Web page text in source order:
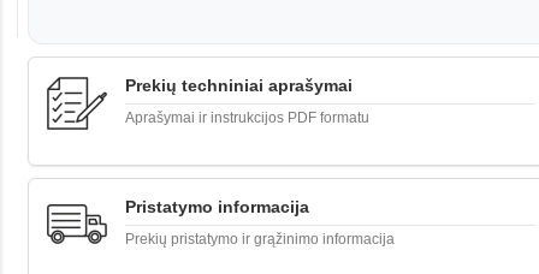
Prekių techniniai aprašymai
Aprašymai ir instrukcijos PDF formatu
Pristatymo informacija
Prekių pristatymo ir grąžinimo informacija